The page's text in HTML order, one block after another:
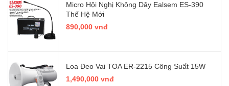
Micro Hội Nghị Không Dây Ealsem ES-390
Thế Hệ Mới
890,000 vnđ
Loa Đeo Vai TOA ER-2215 Công Suất 15W
1,490,000 vnđ